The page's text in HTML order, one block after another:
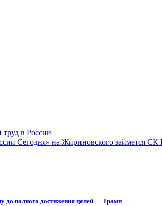
труд в России
Сегодня» на Жириновского займется СК
полного достижения целей — Трамп